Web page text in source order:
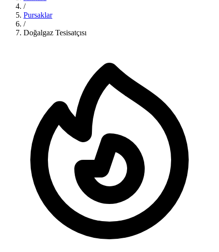
/
Pursaklar
/
Doğalgaz Tesisatçısı